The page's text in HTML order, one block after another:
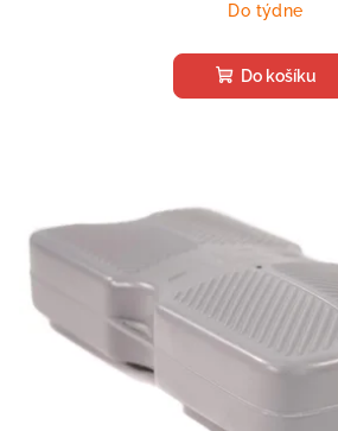
Do týdne
Do košíku